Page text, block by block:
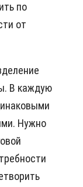
по
от
В каждую
Нужно